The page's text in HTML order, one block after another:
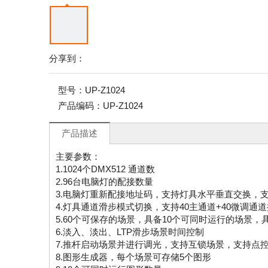
分享到：
型号： UP-Z1024
产品编码： UP-Z1024
产品描述
主要参数：
1.1024个DMX512 通道数
2.96台电脑灯的配接数量
3.电脑灯重新配接地址码，支持灯具水平垂直交换，
4.灯具通道滑步模式切换，支持40主通道+40微调通
5.60个可保存的场景，具备10个可同时运行的场景，
6.淡入、淡出、LTP滑步场景时间控制
7.推杆启动场景并进行调光，支持互锁场景，支持点
8.图形生成器，每个场景可存储5个图形